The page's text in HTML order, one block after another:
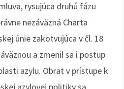
rysujúca druhú fázu
nezáväzná Charta
únie zakotvujúca v čl. 18
a zmenil sa i postup
azylu. Obrat v prístupe k